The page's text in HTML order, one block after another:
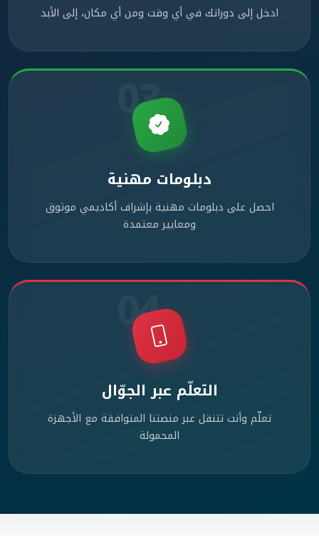
ادخل إلى دوراتك في أي وقت ومن أي مكان، إلى الأبد
03
دبلومات مهنية
احصل على دبلومات مهنية بإشراف أكاديمي موثوق
ومعايير معتمدة
04
التعلّم عبر الجوّال
تعلّم وأنت تتنقل عبر منصتنا المتوافقة مع الأجهزة
المحمولة